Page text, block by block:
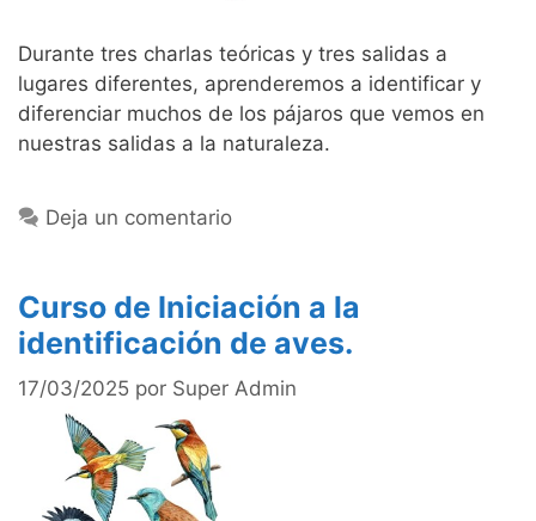
Durante tres charlas teóricas y tres salidas a
lugares diferentes, aprenderemos a identificar y
diferenciar muchos de los pájaros que vemos en
nuestras salidas a la naturaleza.
Deja un comentario
Curso de Iniciación a la
identificación de aves.
17/03/2025 por Super Admin